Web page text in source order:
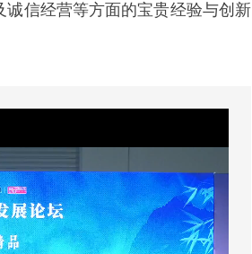
信经营等方面的宝贵经验与创新